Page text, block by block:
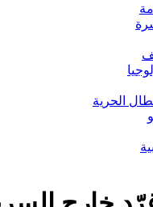
الحرية